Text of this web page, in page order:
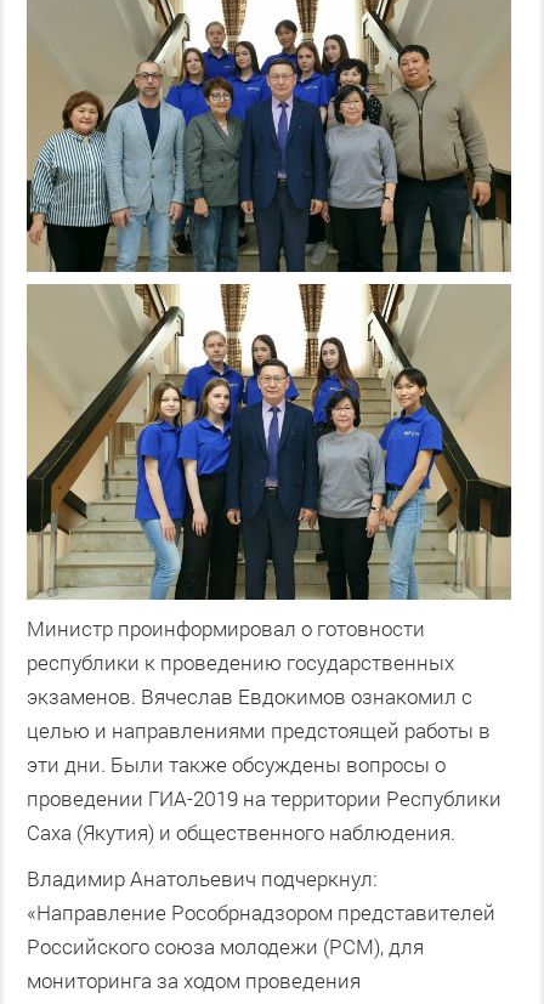
Министр проинформировал о готовности
республики к проведению государственных
экзаменов. Вячеслав Евдокимов ознакомил с
целью и направлениями предстоящей работы в
эти дни. Были также обсуждены вопросы о
проведении ГИА-2019 на территории Республики
Саха (Якутия) и общественного наблюдения.
Владимир Анатольевич подчеркнул:
«Направление Рособрнадзором представителей
Российского союза молодежи (РСМ), для
мониторинга за ходом проведения